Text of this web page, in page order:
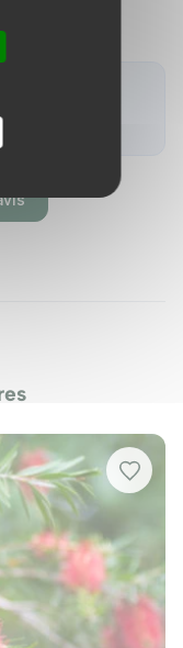
pleine terre,
à trois
En pot, le
nécessite un
engrais
sa floraison.
une belle
résistant, mais
Assurez-
Inspectez